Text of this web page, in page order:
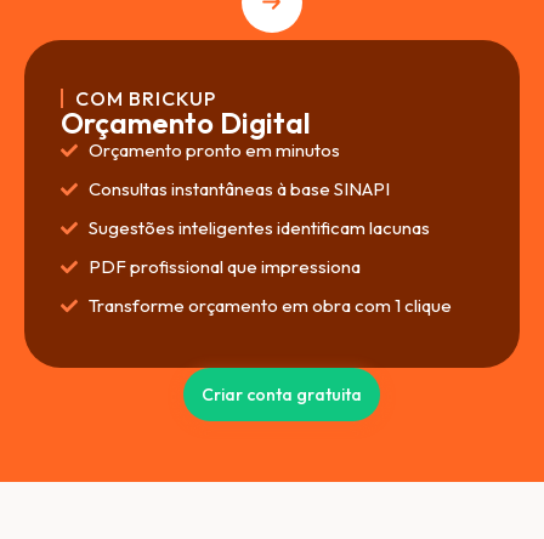
COM BRICKUP
Orçamento Digital
Orçamento pronto em minutos
Consultas instantâneas à base SINAPI
Sugestões inteligentes identificam lacunas
PDF profissional que impressiona
Transforme orçamento em obra com 1 clique
Criar conta gratuita